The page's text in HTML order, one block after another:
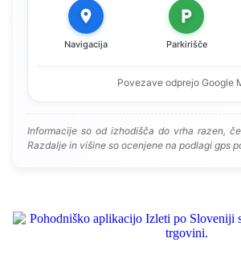
Navigacija Parkirišče
Povezave odprejo Google
Informacije so od izhodišča do vrha razen,
Razdalje in višine so ocenjene na podlagi gps